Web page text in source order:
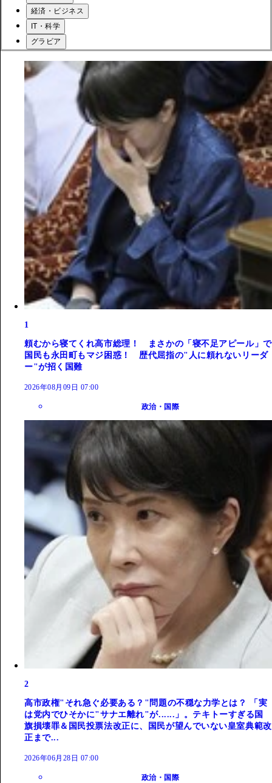
経済・ビジネス
IT・科学
グラビア
1
頼むから寝てくれ高市総理！ まさかの「寝不足アピール」で
国民も永田町もマジ困惑！ 歴代屈指の"人に頼れないリーダ
ー"が招く国難
2026年08月09日 07:00
政治・国際
2
高市政権"それ急ぐ必要ある？"問題の不穏な力学とは？ 「実
は党内でひそかに"サナエ離れ"が......」。テキトーすぎる国
旗損壊罪＆国民投票法改正に、国民が望んでいない皇室典範改
正まで...
2026年06月28日 07:00
政治・国際